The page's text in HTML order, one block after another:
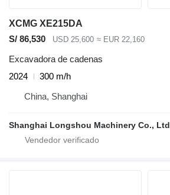
XCMG XE215DA
S/ 86,530
USD 25,600 ≈ EUR 22,160
Excavadora de cadenas
2024
300 m/h
China, Shanghai
Shanghai Longshou Machinery Co., Ltd